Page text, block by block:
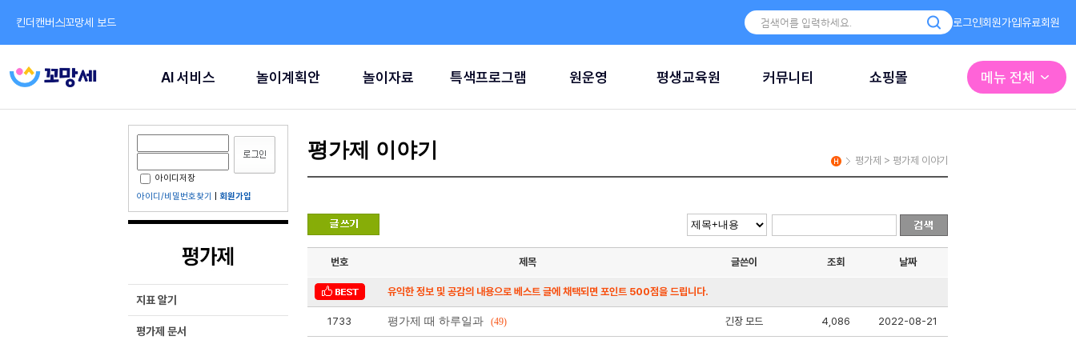
킨더캔버스꼬망세 보드 로그인회원가입유료회원
AI 서비스 놀이계획안 놀이자료 특색프로그램 원운영 평생교육원 커뮤니티 쇼핑몰 메뉴 전체
아이디저장
아이디/비밀번호찾기
회원가입
지표 알기
평가제 문서
평가제 이야기 평가제 > 평가제 이야기
번호 제목 글쓴이 조회 날짜
유익한 정보 및 공감의 내용으로 베스트 글에 채택되면 포인트 500점을 드립니다.
1733 평가제 때 하루일과 (49) 긴장 모드 4,086 2022-08-21